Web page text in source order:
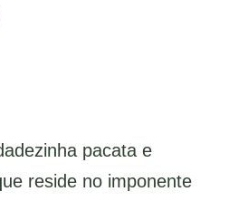
pacata e
reside no imponente